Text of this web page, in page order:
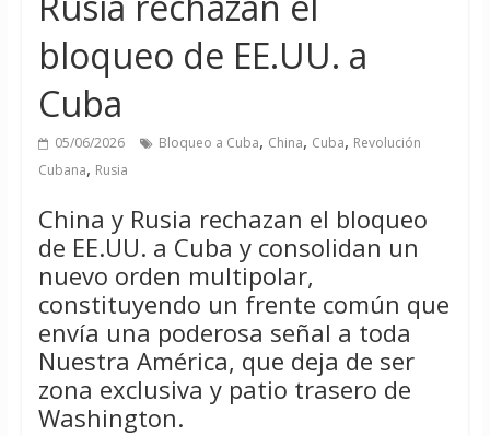
bloqueo de EE.UU. a
Cuba
05/06/2026 Bloqueo a Cuba, China, Cuba, Revolución
Cubana, Rusia
China y Rusia rechazan el bloqueo
de EE.UU. a Cuba y consolidan un
nuevo orden multipolar,
constituyendo un frente común que
envía una poderosa señal a toda
Nuestra América, que deja de ser
zona exclusiva y patio trasero de
Washington.